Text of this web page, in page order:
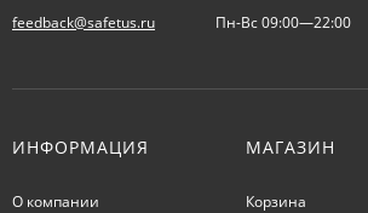
feedback@safetus.ru Пн-Вс 09:00—22:00
ИНФОРМАЦИЯ
О компании
МАГАЗИН
Корзина